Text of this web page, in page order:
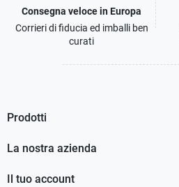
Consegna veloce in Europa
Corrieri di fiducia ed imballi ben
curati
Prodotti
La nostra azienda
Il tuo account